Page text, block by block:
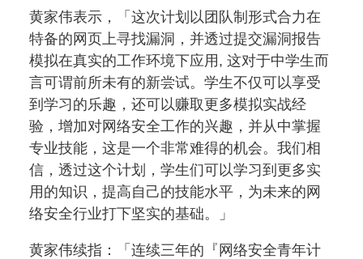
黄家伟表示，「这次计划以团队制形式合力在
特备的网页上寻找漏洞，并透过提交漏洞报告
模拟在真实的工作环境下应用, 这对于中学生而
言可谓前所未有的新尝试。学生不仅可以享受
到学习的乐趣，还可以赚取更多模拟实战经
验，增加对网络安全工作的兴趣，并从中掌握
专业技能，这是一个非常难得的机会。我们相
信，透过这个计划，学生们可以学习到更多实
用的知识，提高自己的技能水平，为未来的网
络安全行业打下坚实的基础。」
黄家伟续指：「连续三年的『网络安全青年计